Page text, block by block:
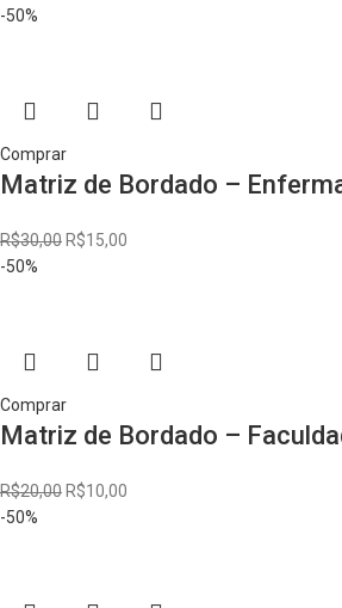
-50%
Comprar
Matriz de Bordado –
R$30,00R$15,00
-50%
Comprar
Matriz de Bordado –
R$20,00R$10,00
-50%